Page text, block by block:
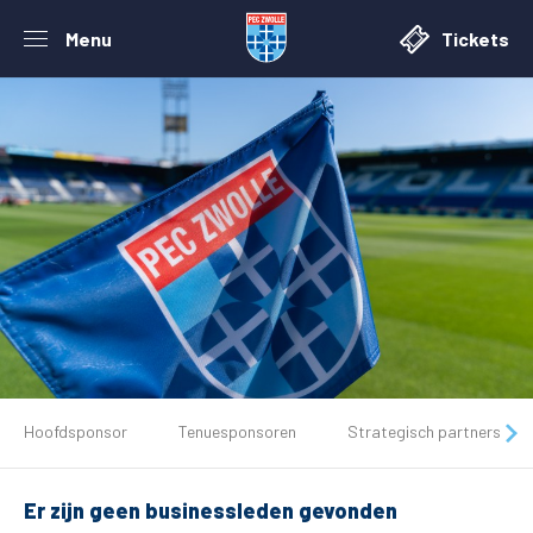
Menu Tickets
Tickets
Matchdays
Hoofdsponsor Tenuesponsoren Strategisch partners
Er zijn geen businessleden gevonden